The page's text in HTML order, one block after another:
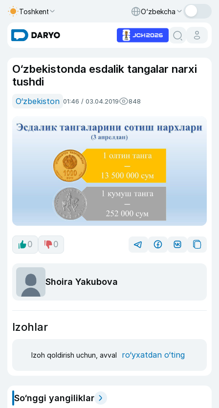
Toshkent O‘zbekcha
O‘zbekistonda esdalik tangalar narxi
tushdi
O‘zbekiston 01:46 / 03.04.2019 848
0 0
Shoira Yakubova
Izohlar
Izoh qoldirish uchun, avval ro‘yxatdan o‘ting
So‘nggi yangiliklar